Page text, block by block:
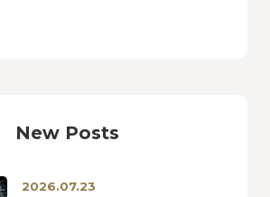
New Posts
2026.07.23